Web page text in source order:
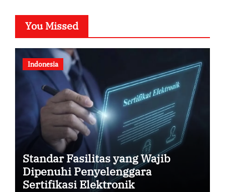
You Missed
Indonesia
Standar Fasilitas yang Wajib
Dipenuhi Penyelenggara
Sertifikasi Elektronik